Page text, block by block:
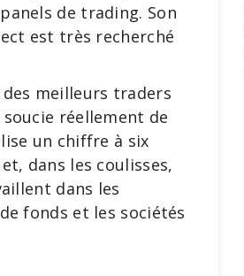
de trading. Son
est très recherché
des meilleurs traders
réellement de
un chiffre à six
dans les coulisses,
dans les
fonds et les sociétés